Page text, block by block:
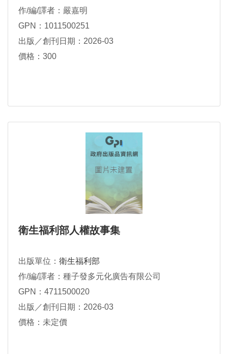
作/編/譯者：嚴嘉明
GPN：1011500251
出版／創刊日期：2026-03
價格：300
衛生福利部人權故事集
出版單位： 衛生福利部
作/編/譯者：種子發多元化廣告有限公司
GPN：4711500020
出版／創刊日期：2026-03
價格：未定價